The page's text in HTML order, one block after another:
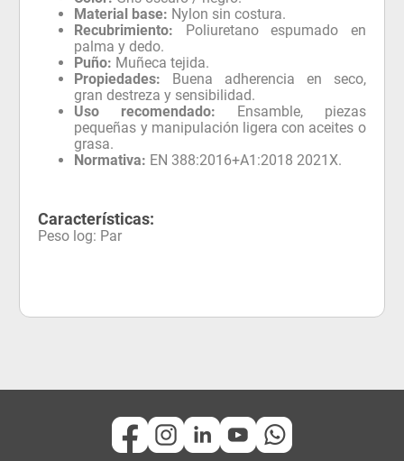
Material base: Nylon sin costura.
Recubrimiento: Poliuretano espumado en
palma y dedo.
Puño: Muñeca tejida.
Propiedades: Buena adherencia en seco,
gran destreza y sensibilidad.
Uso recomendado: Ensamble, piezas
pequeñas y manipulación ligera con aceites o
grasa.
Normativa: EN 388:2016+A1:2018 2021X.
Características:
Peso log: Par